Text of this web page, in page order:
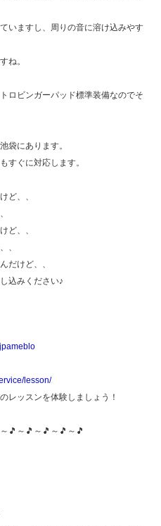
いますし、周りの音に溶け込みやす
ね。
ロビンガーパッド標準装備なのでそ
袋にあります。
すぐに対応します。
ど、、
ど、、
、
だけど、、
込みください♪
lesson/
レッスンを体験しましょう！
🎵～🎵～🎵～🎵～🎵